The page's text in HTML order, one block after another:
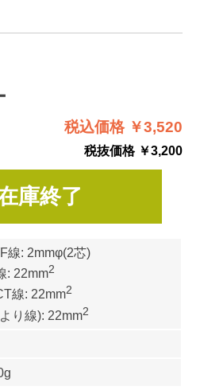
税込価格 ￥3,520
税抜価格 ￥3,200
庫終了
線: 2mmφ(2芯)
: 22mm2
線: 22mm2
り線): 22mm2